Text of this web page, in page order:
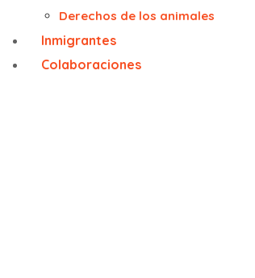
Derechos de los animales
Inmigrantes
Colaboraciones